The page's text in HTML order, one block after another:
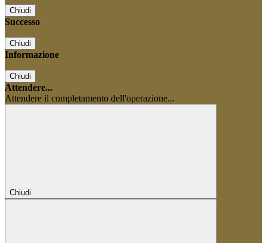
Chiudi
Successo
Chiudi
Informazione
Chiudi
Attendere...
Attendere il completamento dell'operazione...
Chiudi